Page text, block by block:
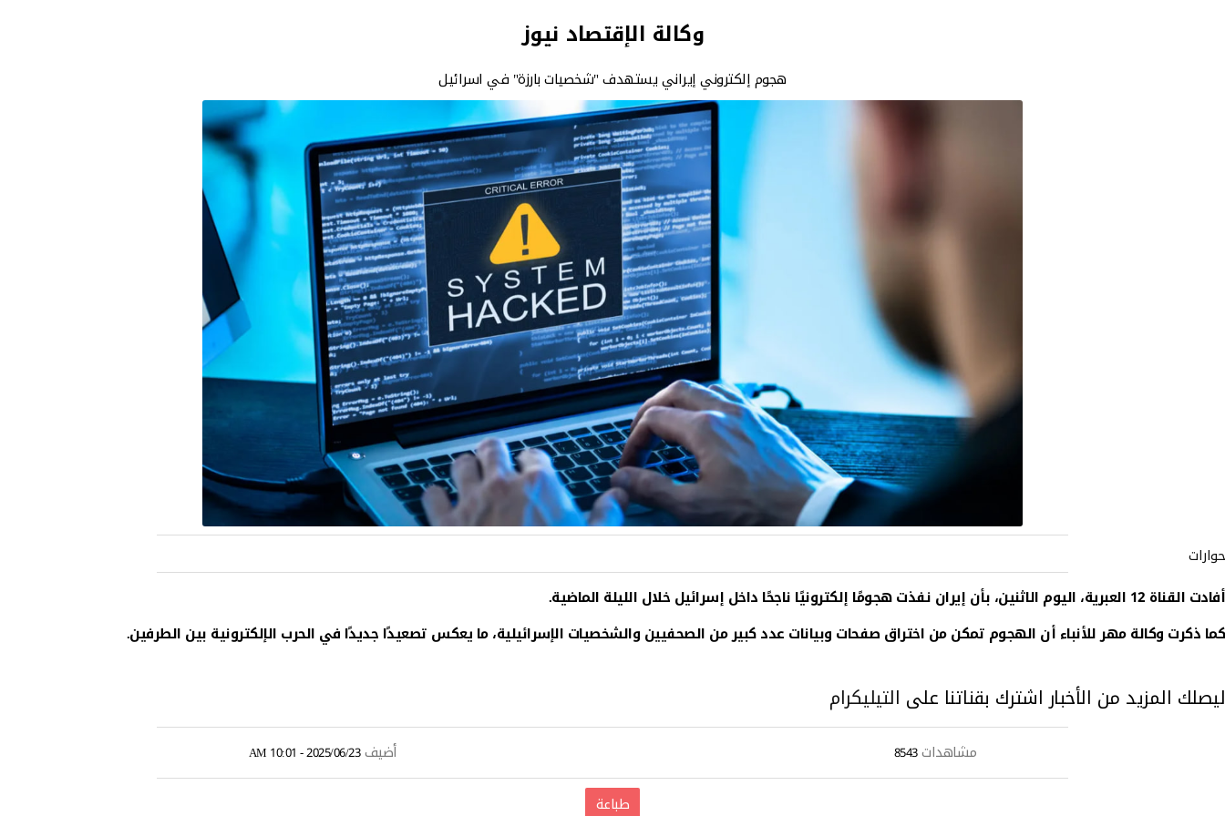
وكالة الإقتصاد نيوز
هجوم إلكتروني إيراني يستهدف "شخصيات بارزة" في اسرائيل
حوارات
أفادت القناة 12 العبرية، اليوم الاثنين، بأن إيران نفذت هجومًا إلكترونيًا ناجحًا داخل إسرائيل خلال الليلة الماضية.
كما ذكرت وكالة مهر للأنباء أن الهجوم تمكن من اختراق صفحات وبيانات عدد كبير من الصحفيين والشخصيات الإسرائيلية، ما يعكس تصعيدًا جديدًا في الحرب الإلكترونية بين الطرفين.
ليصلك المزيد من الأخبار اشترك بقناتنا على التيليكرام
مشاهدات8543 أضيف 2025/06/23 - 10:01 AM
طباعة